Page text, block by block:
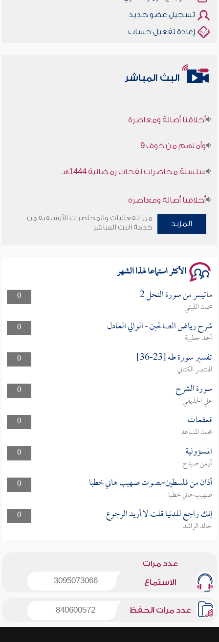
تسجيل عضو جديد
إعادة تفعيل حساب
البث المباشر
أخلاقنا أصالة ومعاصرة
وأمنهم من خوف 9
سلسلة محاضرات نفحات رمضانية 1444هـ
أخلاقنا أصالة ومعاصرة
وأمنهم من خوف 9
المزيد
من الفعاليات والمحاضرات الأرشيفية من
خدمة البث المباشر
الأكثر استماعا لهذا الشهر
0 ماتيسر من سورة النحل 2
محمد الليثي
0
شرح رياض الصالحين - الوالي العادل
أحمد حطيبة
0
تفسير سورة طه [23-36]
المنتصر الكتاني
0
سورة الشرح
علي الحذيفي
0
قعقعات
محمد المساعد
0
المسؤولية
أيمن صيدح
0
أذان من فلسطين-بصوت صهيب هاني خطبا
صهيب هاني خطبا
0
إنك راجع للدنيا قلت لا أريد الرجوع
خالد الراشد
عدد مرات
الاستماع 3095073066
عدد مرات الحفظ 840600572